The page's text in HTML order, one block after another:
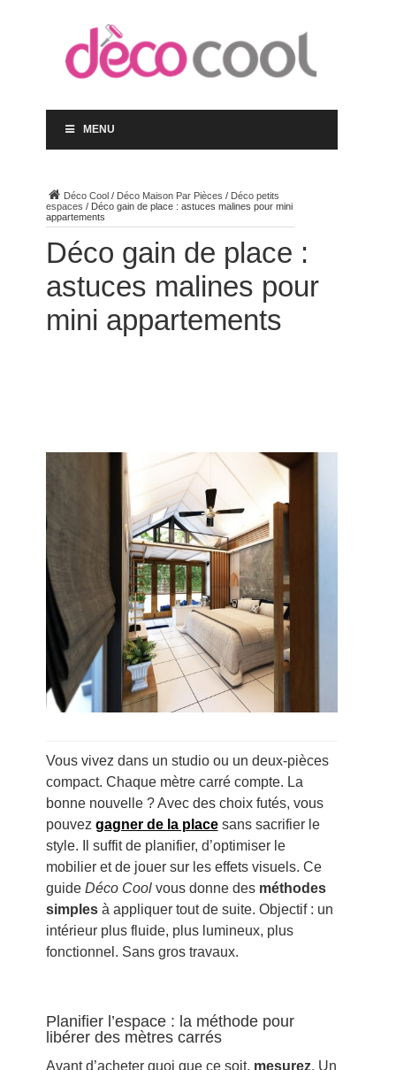
MENU
Déco Cool/ Déco Maison Par Pièces / Déco petits
espaces / Déco gain de place : astuces malines pour mini
appartements
Déco gain de place :
astuces malines pour
mini appartements
Vous vivez dans un studio ou un deux-pièces
compact. Chaque mètre carré compte. La
bonne nouvelle ? Avec des choix futés, vous
pouvez gagner de la placesans sacrifier le
style. Il suffit de planifier, d’optimiser le
mobilier et de jouer sur les effets visuels. Ce
guide Déco Coolvous donne des méthodes
simplesà appliquer tout de suite. Objectif : un
intérieur plus fluide, plus lumineux, plus
fonctionnel. Sans gros travaux.
Planifier l’espace : la méthode pour
libérer des mètres carrés
Avant d’acheter quoi que ce soit, mesurez. Un